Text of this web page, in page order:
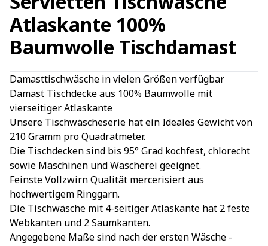
Atlaskante 100%
Baumwolle Tischdamast
Damasttischwäsche in vielen Größen verfügbar
Damast Tischdecke aus 100% Baumwolle mit
vierseitiger Atlaskante
Unsere Tischwäscheserie hat ein Ideales Gewicht von
210 Gramm pro Quadratmeter.
Die Tischdecken sind bis 95° Grad kochfest, chlorecht
sowie Maschinen und Wäscherei geeignet.
Feinste Vollzwirn Qualität mercerisiert aus
hochwertigem Ringgarn.
Die Tischwäsche mit 4-seitiger Atlaskante hat 2 feste
Webkanten und 2 Saumkanten.
Angegebene Maße sind nach der ersten Wäsche -